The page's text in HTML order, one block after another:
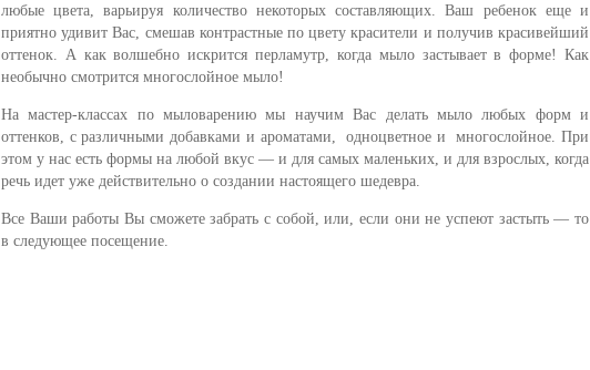
любые цвета, варьируя количество некоторых составляющих. Ваш ребенок еще и
приятно удивит Вас, смешав контрастные по цвету красители и получив красивейший
оттенок. А как волшебно искрится перламутр, когда мыло застывает в форме! Как
необычно смотрится многослойное мыло!
На мастер-классах по мыловарению мы научим Вас делать мыло любых форм и
оттенков, с различными добавками и ароматами, одноцветное и многослойное. При
этом у нас есть формы на любой вкус — и для самых маленьких, и для взрослых, когда
речь идет уже действительно о создании настоящего шедевра.
Все Ваши работы Вы сможете забрать с собой, или, если они не успеют застыть — то
в следующее посещение.